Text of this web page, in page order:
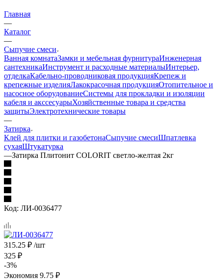
Главная
—
Каталог
—
Сыпучие смеси
Ванная комнатаЗамки и мебельная фурнитураИнженерная
сантехникаИнструмент и расходные материалыИнтерьер,
отделкаКабельно-проводниковая продукцияКрепеж и
крепежные изделияЛакокрасочная продукцияОтопительное и
насосное оборудованиеСистемы для прокладки и изоляции
кабеля и акссесуарыХозяйственные товара и средства
защитыЭлектротехнические товары
—
Затирка
Клей для плитки и газобетонаСыпучие смесиШпатлевка
сухаяШтукатурка
—Затирка Плитонит COLORIT светло-желтая 2кг
Код: ЛИ-0036477
315.25 ₽ /шт
325 ₽
-3%
Экономия 9.75 ₽